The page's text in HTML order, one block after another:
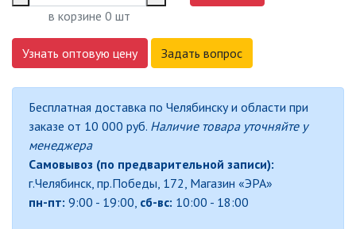
СВЕТИЛЬНИКИ
СВЕТИЛЬНИКИ ДЛЯ РОСТА
РАСТЕНИЙ (ФИТОСВЕТИЛЬНИКИ)
АКСЕССУАРЫ ДЛЯ
ЭЛЕКТРОМОНТАЖА
БАКТЕРИЦИДНЫЕ ЛАМПЫ
ДАТЧИКИ ДВИЖЕНИЯ И
в корзине 0 шт
Узнать оптовую цену Задать вопрос
Бесплатная доставка по Челябинску и области при
заказе от 10 000 руб. Наличие товара уточняйте у
менеджера
Самовывоз (по предварительной записи):
г.Челябинск, пр.Победы, 172, Магазин «ЭРА»
пн-пт: 9:00 - 19:00, сб-вс: 10:00 - 18:00